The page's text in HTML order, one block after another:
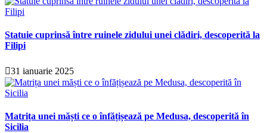
Statuie cuprinsă între ruinele zidului unei clădiri, descoperită la
Filipi
31 ianuarie 2025
Matrița unei măști ce o înfățișează pe Medusa, descoperită în
Sicilia